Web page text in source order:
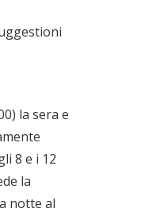
la sera e
8 e i 12
la
notte al